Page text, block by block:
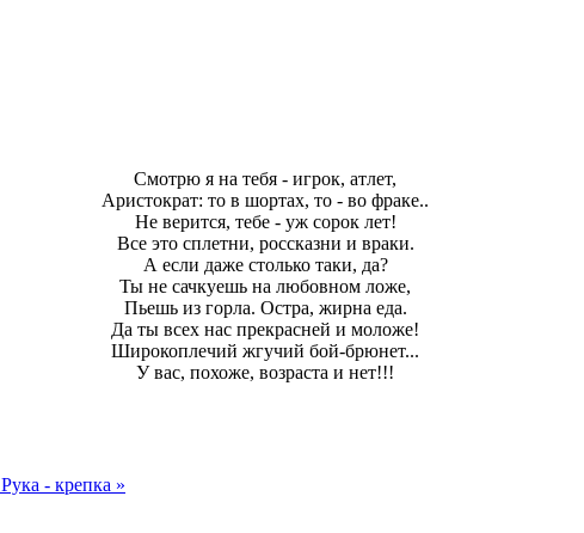
Смотрю я на тебя - игрок, атлет,
Аристократ: то в шортах, то - во фраке..
Не верится, тебе - уж сорок лет!
Все это сплетни, россказни и враки.
А если даже столько таки, да?
Ты не сачкуешь на любовном ложе,
Пьешь из горла. Остра, жирна еда.
Да ты всех нас прекрасней и моложе!
Широкоплечий жгучий бой-брюнет...
У вас, похоже, возраста и нет!!!
Рука - крепка »